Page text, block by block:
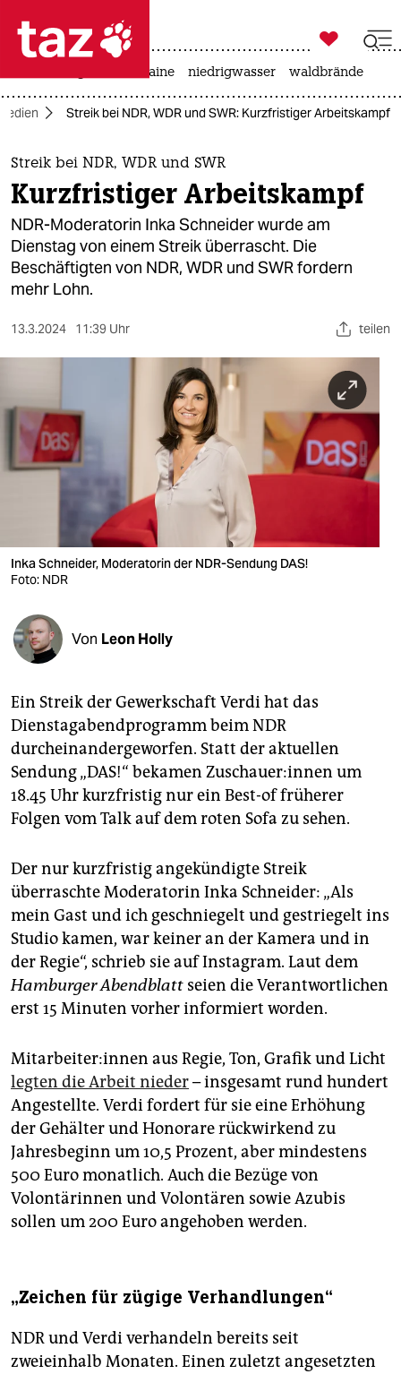
 taz zahl ich
taz zahl ich
themen
politik
öko
gesellschaft
kultur
sport
berlin
nord
wahrheit
verlag
shop
fragen & hilfe
unterstützen
abo
genossenschaft
epaper login

taz zahl ich
krieg in der ukraine niedrigwasser waldbrände
Streik bei NDR, WDR und SWR: Kurzfristiger Arbeitskampf
Streik bei NDR, WDR und SWR
Kurzfristiger Arbeitskampf
NDR-Moderatorin Inka Schneider wurde am
Dienstag von einem Streik überrascht. Die
Beschäftigten von NDR, WDR und SWR fordern
mehr Lohn.
13.3.2024 11:39 Uhr teilen
Inka Schneider, Moderatorin der NDR-Sendung DAS!
Foto: NDR
Von Leon Holly
Ein Streik der Gewerkschaft Verdi hat das
Dienstagabendprogramm beim NDR
durcheinandergeworfen. Statt der aktuellen
Sendung „DAS!“ bekamen Zu­schaue­r:in­nen um
18.45 Uhr kurzfristig nur ein Best-of früherer
Folgen vom Talk auf dem roten Sofa zu sehen.
Der nur kurzfristig angekündigte Streik
überraschte Moderatorin Inka Schneider: „Als
mein Gast und ich geschniegelt und gestriegelt ins
Studio kamen, war keiner an der Kamera und in
der Regie“, schrieb sie auf Instagram. Laut dem
Hamburger Abendblatt seien die Verantwortlichen
erst 15 Minuten vorher informiert worden.
Mit­ar­bei­te­r:in­nen aus Regie, Ton, Grafik und Licht
legten die Arbeit nieder– insgesamt rund hundert
Angestellte. Verdi fordert für sie eine Erhöhung
der Gehälter und Honorare rückwirkend zu
Jahresbeginn um 10,5 Prozent, aber mindestens
500 Euro monatlich. Auch die Bezüge von
Volontärinnen und Volontären sowie Azubis
sollen um 200 Euro angehoben werden.
„Zeichen für zügige Verhandlungen“
NDR und Verdi verhandeln bereits seit
zweieinhalb Monaten. Einen zuletzt angesetzten